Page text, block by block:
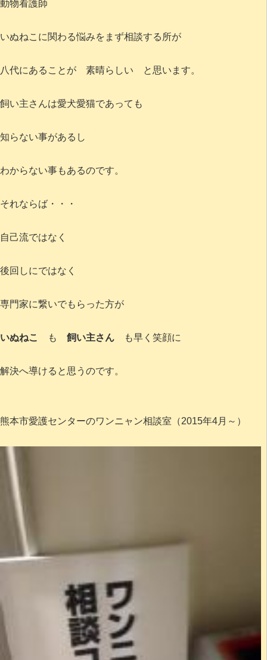
動物看護師
いぬねこに関わる悩みをまず相談する所が
八代にあることが 素晴らしい と思います。
飼い主さんは愛犬愛猫であっても
知らない事があるし
わからない事もあるのです。
それならば・・・
自己流ではなく
後回しにではなく
専門家に繋いでもらった方が
いぬねこ も 飼い主さん も早く笑顔に
解決へ導けると思うのです。
熊本市愛護センターのワンニャン相談室（2015年4月～）